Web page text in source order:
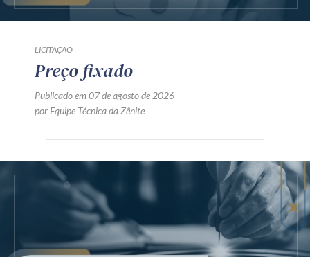
LICITAÇÃO
Preço fixado
Publicado em 07 de agosto de 2026
por Equipe Técnica da Zênite